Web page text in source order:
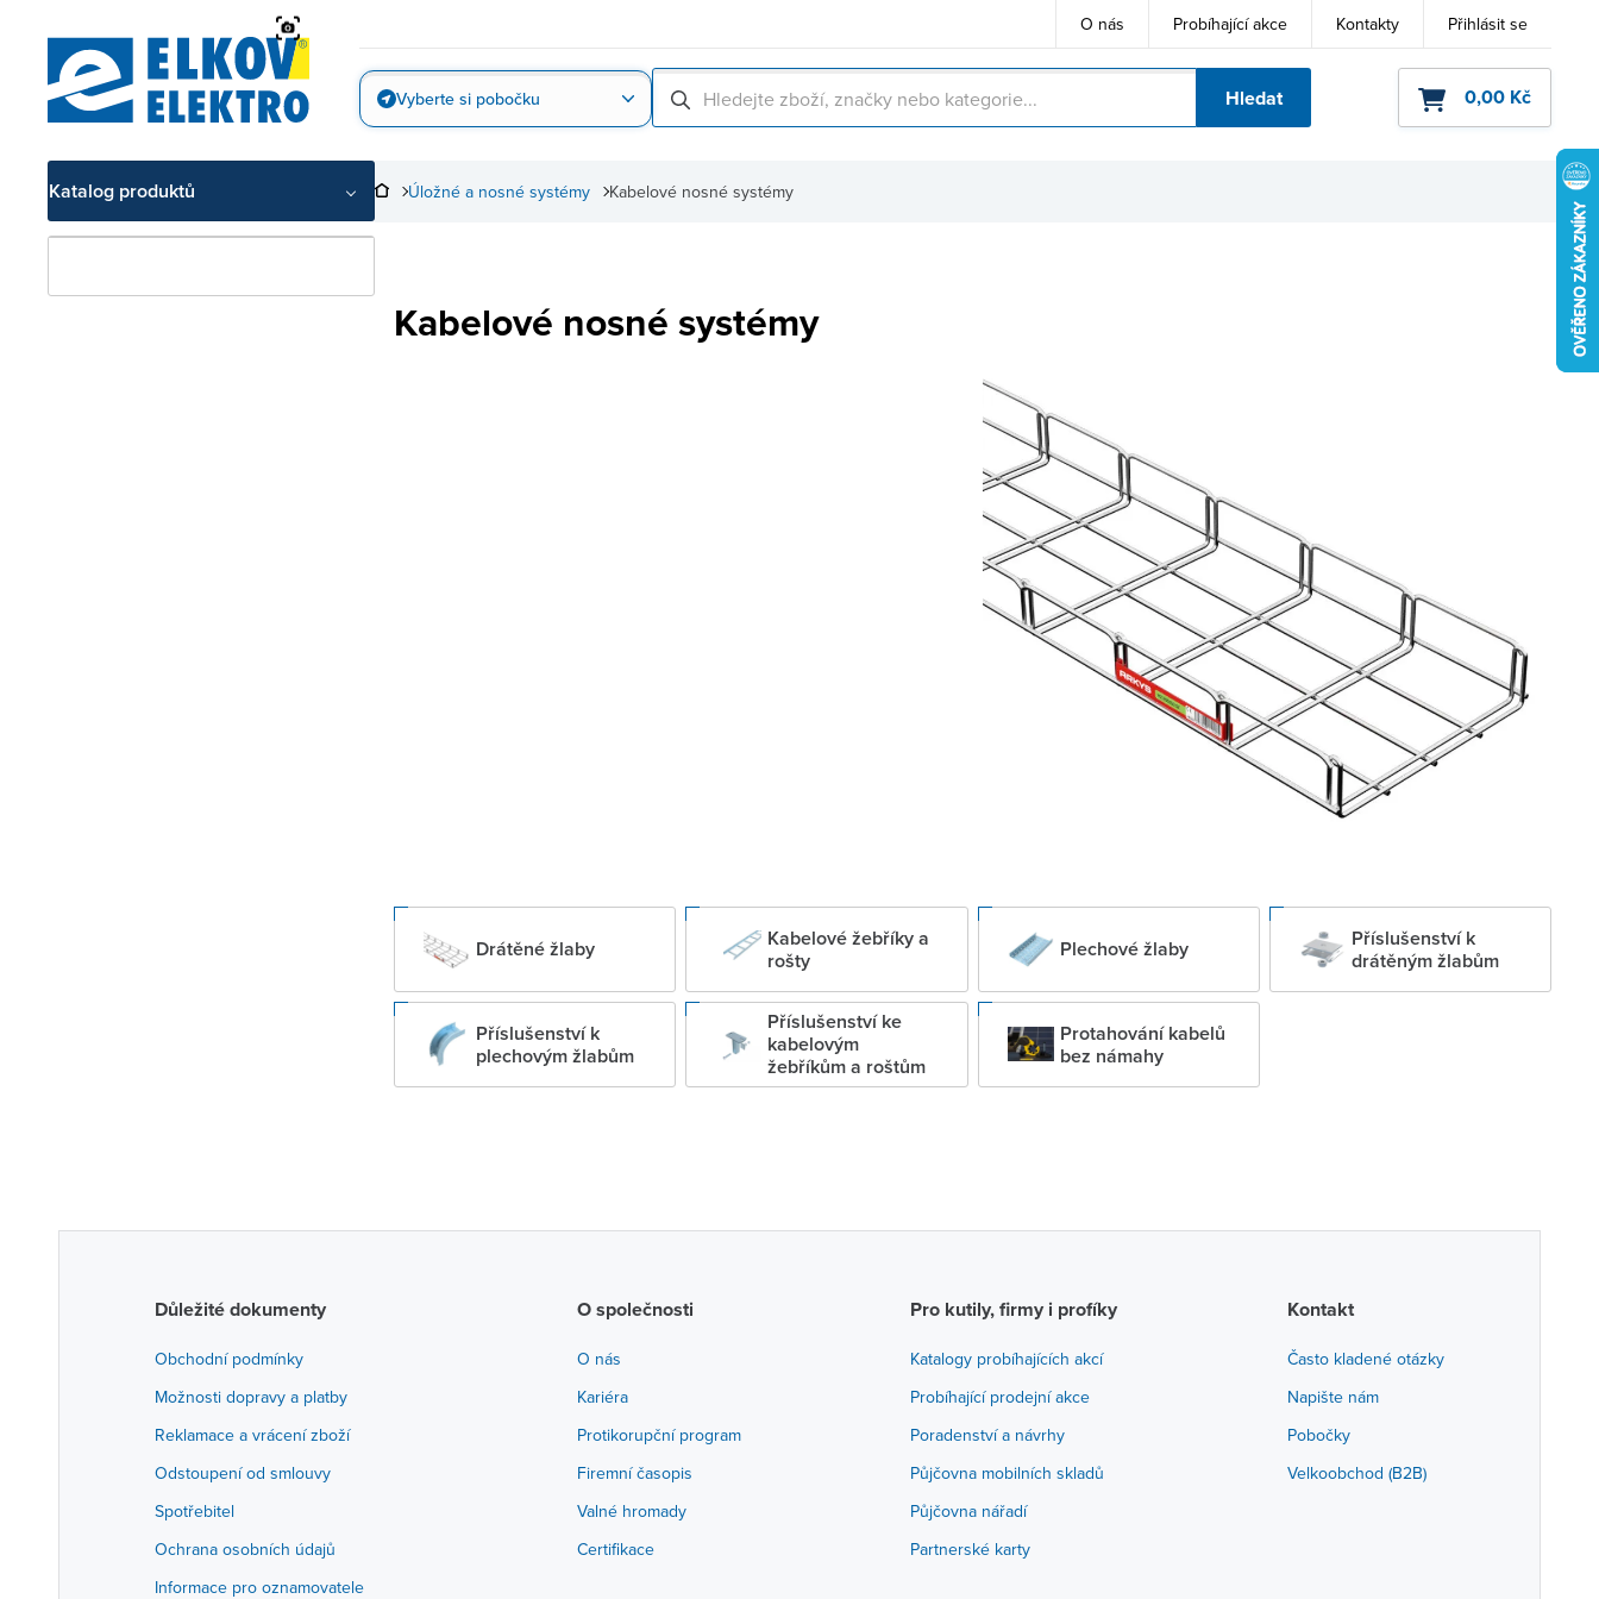
O nás Probíhající akce Kontakty Přihlásit se
Vyberte si pobočku Hledat 0,00 Kč
Katalog produktů Kabelové nosné systémy
Úložné a nosné systémy
Kabelové nosné systémy
Drátěné žlaby
Kabelové žebříky a
rošty
Plechové žlaby
Příslušenství k
drátěným žlabům
Příslušenství k
plechovým žlabům
Příslušenství ke
kabelovým
žebříkům a roštům
Protahování kabelů
bez námahy
Důležité dokumenty
Obchodní podmínky
Možnosti dopravy a platby
Reklamace a vrácení zboží
Odstoupení od smlouvy
Spotřebitel
Ochrana osobních údajů
Informace pro oznamovatele
O společnosti
O nás
Kariéra
Protikorupční program
Firemní časopis
Valné hromady
Certifikace
Pro kutily, firmy i profíky
Katalogy probíhajících akcí
Probíhající prodejní akce
Poradenství a návrhy
Půjčovna mobilních skladů
Půjčovna nářadí
Partnerské karty
Kontakt
Často kladené otázky
Napište nám
Pobočky
Velkoobchod (B2B)